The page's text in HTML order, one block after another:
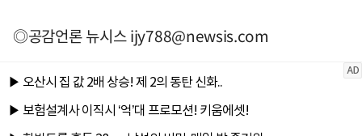
◎공감언론 뉴시스ijy788@newsis.com